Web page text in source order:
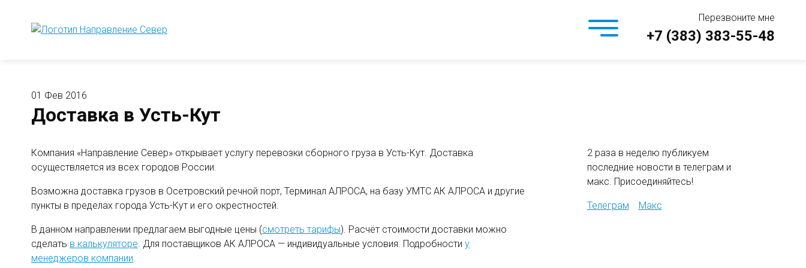
Перезвоните мне
+7 (383) 383-55-48
01 Фев 2016
Доставка в Усть-Кут
Компания «Направление Север» открывает услугу перевозки сборного груза в Усть-Кут. Доставка
осуществляется из всех городов России.
Возможна доставка грузов в Осетровский речной порт, Терминал АЛРОСА, на базу УМТС АК АЛРОСА и другие
пункты в пределах города Усть-Кут и его окрестностей.
В данном направлении предлагаем выгодные цены (смотреть тарифы). Расчёт стоимости доставки можно
сделать в калькуляторе. Для поставщиков АК АЛРОСА — индивидуальные условия. Подробности у
менеджеров компании.
2 раза в неделю публикуем
последние новости в телеграм и
макс. Присоединяйтесь!
Телеграм Макс